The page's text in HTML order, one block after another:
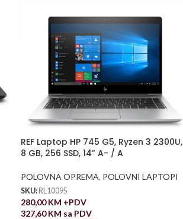
REF Laptop HP 745 G5, Ryzen 3 2300U,
8 GB, 256 SSD, 14” A- / A
POLOVNA OPREMA, POLOVNI LAPTOPI
SKU: RL10095
280,00KM +PDV
327,60KM sa PDV